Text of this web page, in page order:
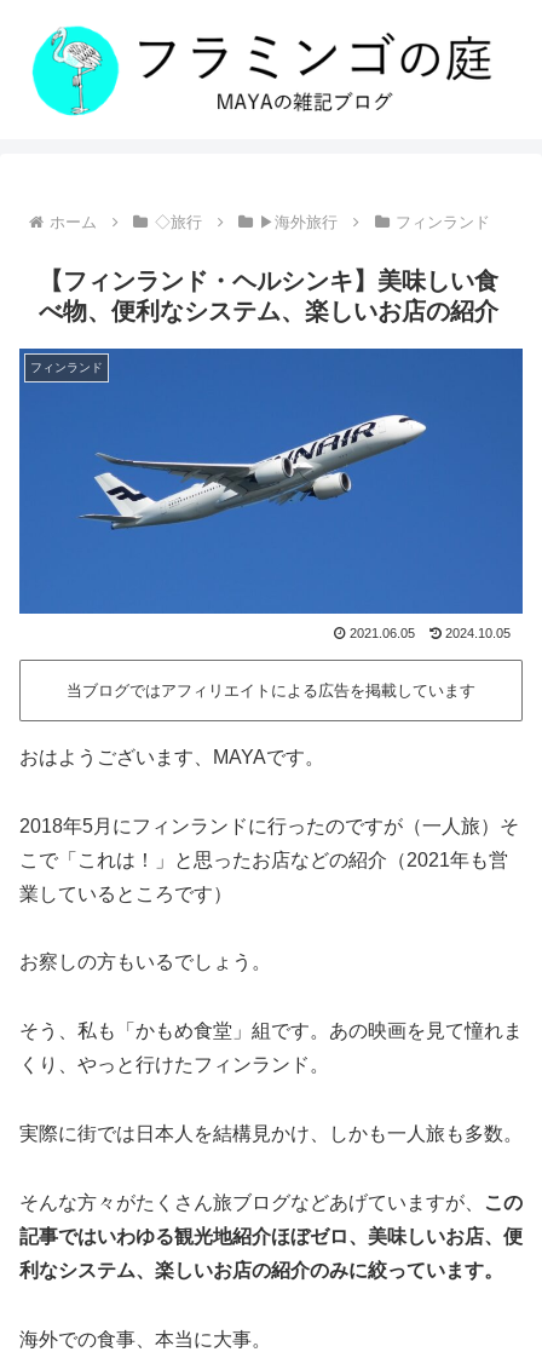
ホーム ◇旅行 ▶海外旅行 フィンランド
【フィンランド・ヘルシンキ】美味しい食
べ物、便利なシステム、楽しいお店の紹介
フィンランド
2021.06.05 2024.10.05
当ブログではアフィリエイトによる広告を掲載しています
おはようございます、MAYAです。
2018年5月にフィンランドに行ったのですが（一人旅）そ
こで「これは！」と思ったお店などの紹介（2021年も営
業しているところです）
お察しの方もいるでしょう。
そう、私も「かもめ食堂」組です。あの映画を見て憧れま
くり、やっと行けたフィンランド。
実際に街では日本人を結構見かけ、しかも一人旅も多数。
そんな方々がたくさん旅ブログなどあげていますが、
この
記事ではいわゆる観光地紹介ほぼゼロ、美味しいお店、便
利なシステム、楽しいお店の紹介のみに絞っています。
海外での食事、本当に大事。